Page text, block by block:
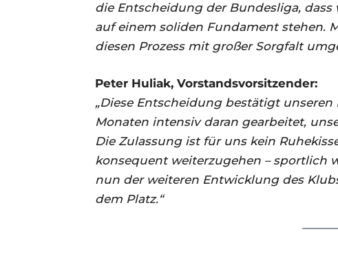
die Entscheidung der Bundesliga,
auf einem soliden Fundament stehen.
diesen Prozess mit großer Sorgfalt
Peter Huliak, Vorstandsvorsitzender:
„Diese Entscheidung bestätigt
Monaten intensiv daran gearbeitet,
Die Zulassung ist für uns kein
konsequent weiterzugehen – sportlich
nun der weiteren Entwicklung des
dem Platz.“